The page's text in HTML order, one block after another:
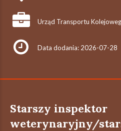
Urząd Transportu
Data dodania: 2026-07-28
Starszy inspektor
weterynaryjny/